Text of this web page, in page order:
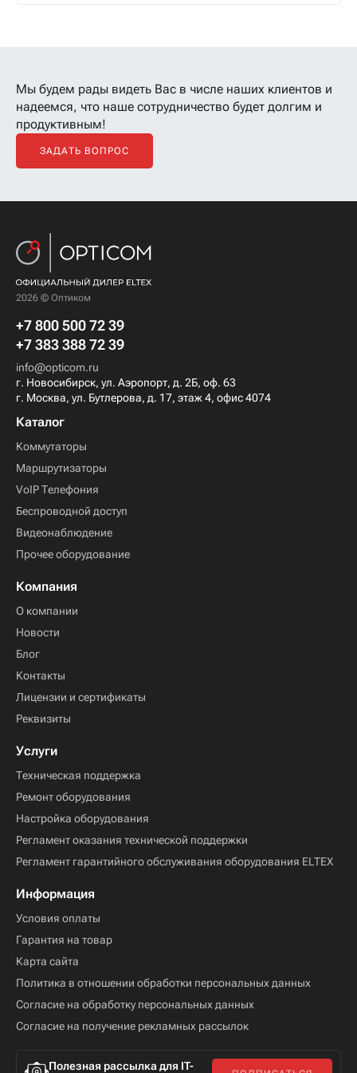
Мы будем рады видеть Вас в числе наших клиентов и
надеемся, что наше сотрудничество будет долгим и
продуктивным!
ЗАДАТЬ ВОПРОС
2026 © Оптиком
+7 800 500 72 39
+7 383 388 72 39
info@opticom.ru
г. Новосибирск, ул. Аэропорт, д. 2Б, оф. 63
г. Москва, ул. Бутлерова, д. 17, этаж 4, офис 4074
Каталог
Коммутаторы
Маршрутизаторы
VoIP Телефония
Беспроводной доступ
Видеонаблюдение
Прочее оборудование
Компания
О компании
Новости
Блог
Контакты
Лицензии и сертификаты
Реквизиты
Услуги
Техническая поддержка
Ремонт оборудования
Настройка оборудования
Регламент оказания технической поддержки
Регламент гарантийного обслуживания оборудования ELTEX
Информация
Условия оплаты
Гарантия на товар
Карта сайта
Политика в отношении обработки персональных данных
Согласие на обработку персональных данных
Согласие на получение рекламных рассылок
Полезная рассылка для IT-